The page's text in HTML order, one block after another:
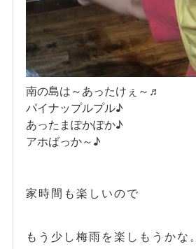
南の島は～あったけぇ～♬
パイナップルプル♪
あったまぽかぽか♪
アホばっか～♪
家時間も楽しいので
もう少し梅雨を楽しもうかな。